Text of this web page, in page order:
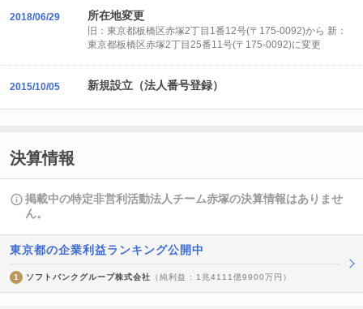
2018/06/29 所在地変更
旧：東京都板橋区赤塚2丁目1番12号(〒175-0092)から 新：
東京都板橋区赤塚2丁目25番11号(〒175-0092)に変更
2015/10/05 新規設立（法人番号登録）
決算情報
掲載中の特定非営利活動法人チーム赤塚の決算情報はありませ
ん。
東京都の企業利益ランキング公開中
1 ソフトバンクグループ株式会社 （純利益 : 1兆4111億9900万円）